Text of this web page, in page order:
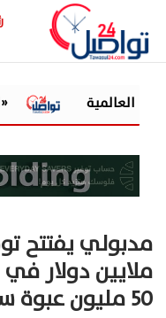
للمياه» تعتمد الموازنة التقديرية لـ9 شركات
ملايين دولار في
50 مليون عبوة سنويًا وتقليل الاستيراد